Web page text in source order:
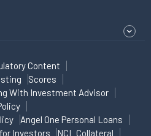
Content
Scores
With Investment Advisor
Angel One Personal Loans
Investors NCL Collateral